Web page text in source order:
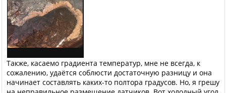
Также, касаемо градиента температур, мне не всегда, к
сожалению, удаётся соблюсти достаточную разницу и она
начинает составлять каких-то полтора градусов. Но, я грешу